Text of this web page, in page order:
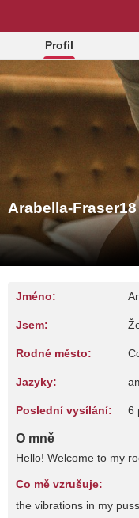
Profil
Arabella-Fraser18
Jméno:
Jsem:
Rodné město:
Jazyky:
Poslední vysílání: 6
O mně
Hello! Welcome to my
Co mě vzrušuje:
the vibrations in my